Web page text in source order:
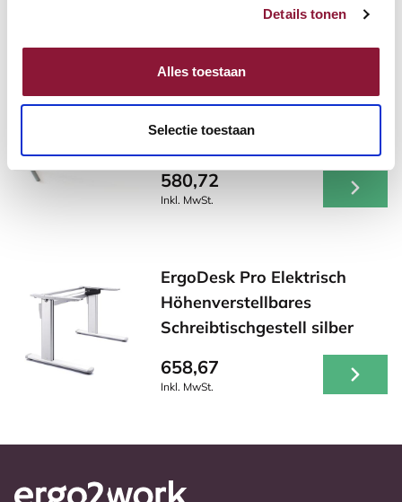
Details tonen
Alles toestaan
Selectie toestaan
möglicherweise interessant sind!
Schreibtischgestell silber
580,72
Inkl. MwSt.
ErgoDesk Pro Elektrisch
Höhenverstellbares
Schreibtischgestell silber
658,67
Inkl. MwSt.